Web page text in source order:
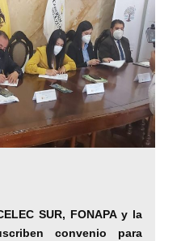
SUR, FONAPA y la
convenio para